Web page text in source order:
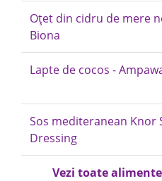
Oțet din cidru de mere
Biona
Lapte de cocos -
Sos mediteranean Knor
Dressing
Vezi toate